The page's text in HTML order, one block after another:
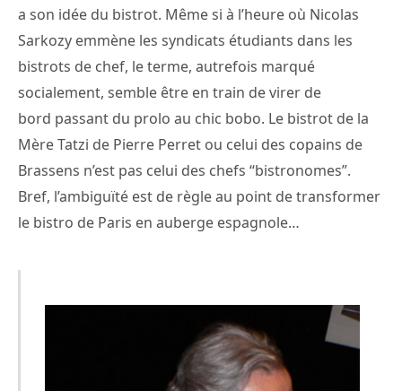
a son idée du bistrot. Même si à l’heure où Nicolas
Sarkozy emmène les syndicats étudiants dans les
bistrots de chef, le terme, autrefois marqué
socialement, semble être en train de virer de
bord passant du prolo au chic bobo. Le bistrot de la
Mère Tatzi de Pierre Perret ou celui des copains de
Brassens n’est pas celui des chefs “bistronomes”.
Bref, l’ambiguïté est de règle au point de transformer
le bistro de Paris en auberge espagnole…